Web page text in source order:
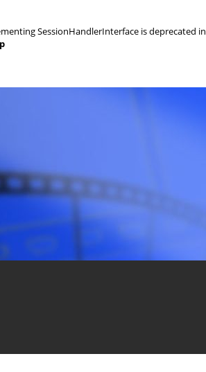
SessionHandlerInterface is deprecated in